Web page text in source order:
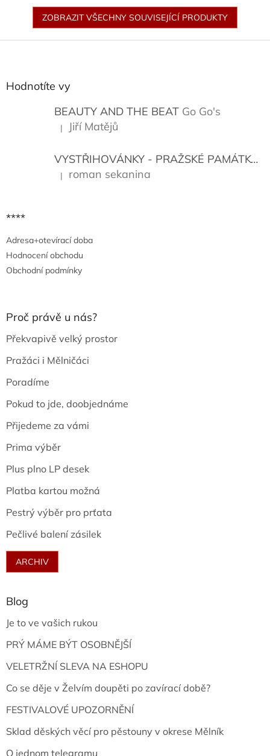
ZOBRAZIT VŠECHNY SOUVISEJÍCÍ PRODUKTY
Hodnotíte vy
BEAUTY AND THE BEAT Go Go's
Hodnocení produktu je 5 z 5 hvězdiček.
| Jiří Matějů
VYSTŘIHOVÁNKY - PRAŽSKÉ PAMÁTKY
Hodnocení produktu je 5 z 5 hvězdiček.
| roman sekanina
****
Adresa+otevírací doba
Hodnocení obchodu
Obchodní podmínky
Proč právě u nás?
Překvapivě velký prostor
Pražáci i Mělničáci
Poradíme
Pokud to jde, doobjednáme
Přijedeme za vámi
Prima výběr
Plus plno LP desek
Platba kartou možná
Pestrý výběr pro prťata
Pečlivé balení zásilek
ARCHIV
Blog
Je to ve vašich rukou
PRÝ MÁME BÝT OSOBNĚJŠÍ
VELETRŽNÍ SLEVA NA ESHOPU
Co se děje v Želvím doupěti po zavírací době?
FESTIVALOVÉ UPOZORNĚNÍ
Sklad děských věcí pro pěstouny v okrese Mělník
O jednom telegramu